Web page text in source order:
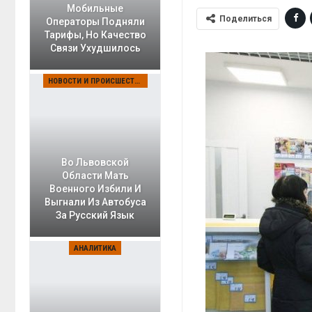
Поделиться
Мобильные
Операторы Подняли
Тарифы, Но Качество
Связи Ухудшилось
НОВОСТИ И ПРОИСШЕСТВИЯ
Во Львовской
Области Мать
Военного Избили И
Выгнали Из Автобуса
За Русский Язык
АНАЛИТИКА